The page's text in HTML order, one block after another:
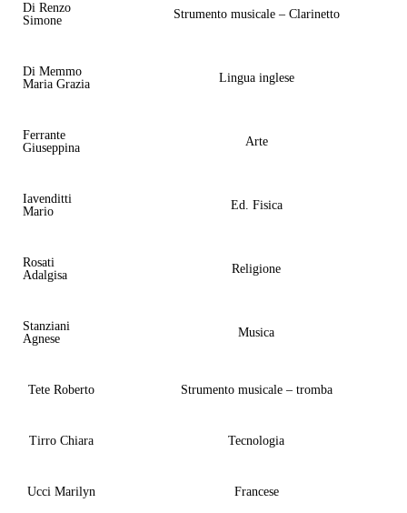
Di Renzo
Simone
Strumento musicale – Clarinetto
Di Memmo
Maria Grazia
Lingua inglese
Ferrante
Giuseppina
Arte
Iavenditti
Mario
Ed. Fisica
Rosati
Adalgisa
Religione
Stanziani
Agnese
Musica
Tete Roberto Strumento musicale – tromba
Tirro Chiara Tecnologia
Ucci Marilyn Francese